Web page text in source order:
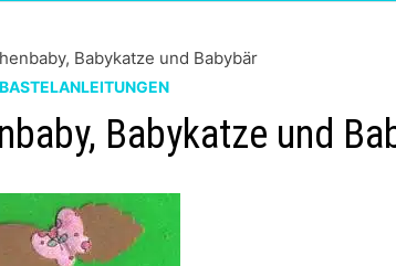
Babykatze und Babybär
Babykatze und